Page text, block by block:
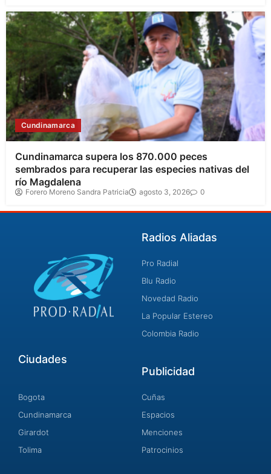
Cundinamarca
Cundinamarca supera los 870.000 peces
sembrados para recuperar las especies nativas del
río Magdalena
Forero Moreno Sandra Patricia agosto 3, 2026 0
Radios Aliadas
Pro Radial
Blu Radio
Novedad Radio
La Popular Estereo
Colombia Radio
Ciudades
Bogota
Cundinamarca
Girardot
Tolima
Publicidad
Cuñas
Espacios
Menciones
Patrocinios